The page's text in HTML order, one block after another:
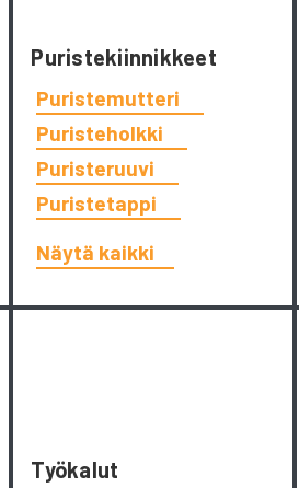
Puristekiinnikkeet
Puristemutteri
Puristeholkki
Puristeruuvi
Puristetappi
Näytä kaikki
Työkalut